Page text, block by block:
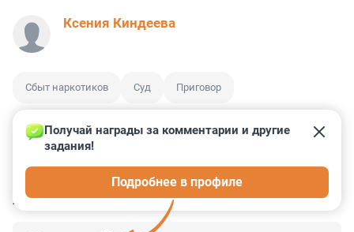
Ксения Киндеева
Сбыт наркотиков Суд Приговор
КОММЕНТАРИИ 3
Получай награды за комментарии и другие
задания!
Подробнее в профиле